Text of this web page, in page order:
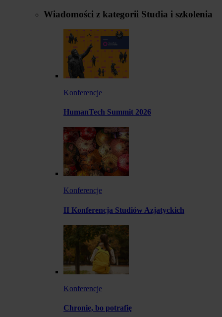
Wiadomości z kategorii Studia i szkolenia
Konferencje
HumanTech Summit 2026
Konferencje
II Konferencja Studiów Azjatyckich
Konferencje
Chronię, bo potrafię